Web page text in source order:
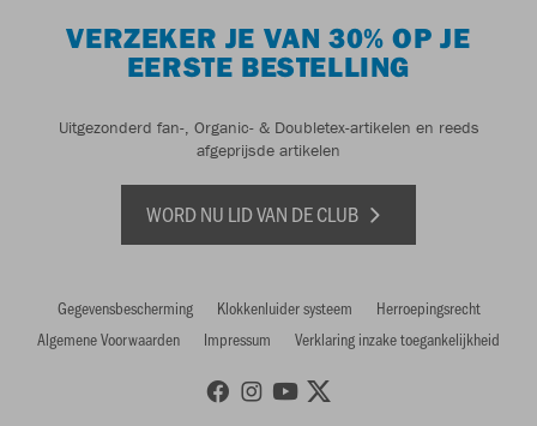
VERZEKER JE VAN 30% OP JE
EERSTE BESTELLING
Uitgezonderd fan-, Organic- & Doubletex-artikelen en reeds
afgeprijsde artikelen
WORD NU LID VAN DE CLUB
Gegevensbescherming Klokkenluider systeem
Herroepingsrecht
Algemene Voorwaarden
Impressum Verklaring inzake toegankelijkheid